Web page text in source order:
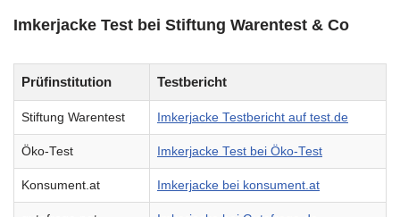
Imkerjacke Test bei Stiftung Warentest & Co
Prüfinstitution Testbericht
Stiftung Warentest Imkerjacke Testbericht auf test.de
Öko-Test Imkerjacke Test bei Öko-Test
Konsument.at Imkerjacke bei konsument.at